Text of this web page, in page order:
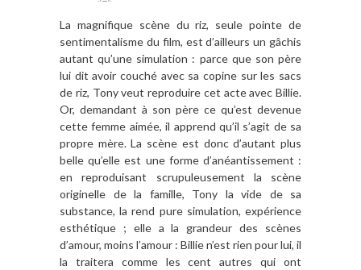
La magnifique scène du riz, seule pointe de
sentimentalisme du film, est d’ailleurs un gâchis
autant qu’une simulation : parce que son père
lui dit avoir couché avec sa copine sur les sacs
de riz, Tony veut reproduire cet acte avec Billie.
Or, demandant à son père ce qu’est devenue
cette femme aimée, il apprend qu’il s’agit de sa
propre mère. La scène est donc d’autant plus
belle qu’elle est une forme d’anéantissement :
en reproduisant scrupuleusement la scène
originelle de la famille, Tony la vide de sa
substance, la rend pure simulation, expérience
esthétique ; elle a la grandeur des scènes
d’amour, moins l’amour : Billie n’est rien pour lui, il
la traitera comme les cent autres qui ont